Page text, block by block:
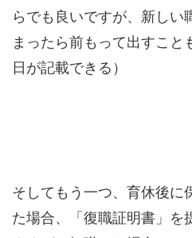
らでも良いですが、新しい
まったら前もって出すこと
日が記載できる）
そしてもう一つ、育休後に
た場合、「復職証明書」を